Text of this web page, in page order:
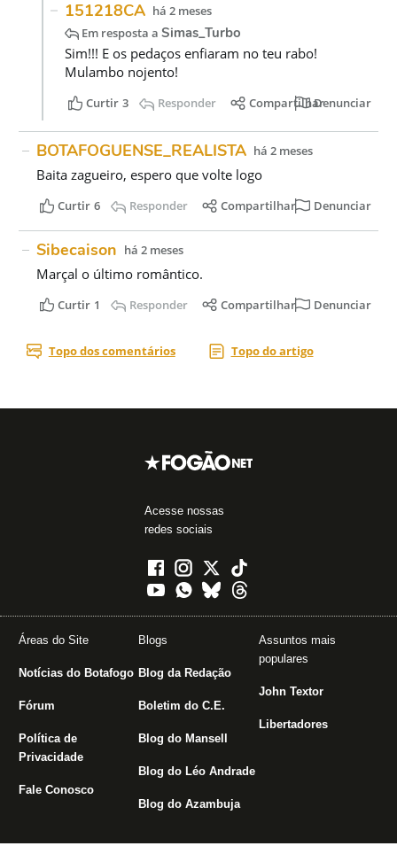
Acesse nossas
redes sociais
Áreas do Site
Notícias do Botafogo
Fórum
Política de
Privacidade
Fale Conosco
Blogs
Blog da Redação
Boletim do C.E.
Blog do Mansell
Blog do Léo Andrade
Blog do Azambuja
Assuntos mais
populares
John Textor
Libertadores